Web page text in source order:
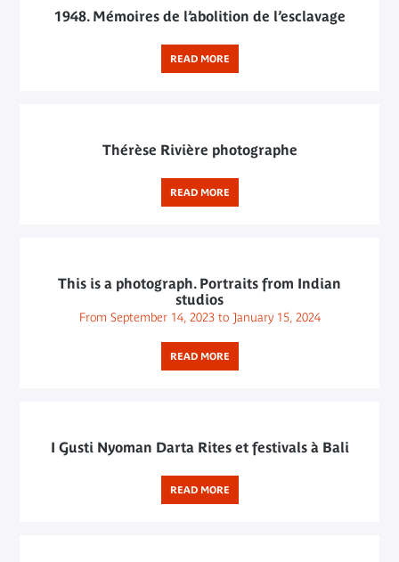
1948. Mémoires de l’abolition de l’esclavage
READ MORE
Thérèse Rivière photographe
READ MORE
This is a photograph. Portraits from Indian
studios
From September 14, 2023 to January 15, 2024
READ MORE
I Gusti Nyoman Darta Rites et festivals à Bali
READ MORE